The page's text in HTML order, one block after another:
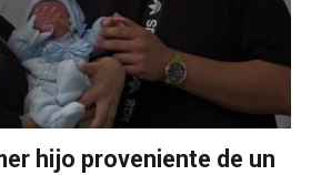
hijo proveniente de un